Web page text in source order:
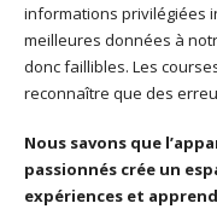
informations privilégiées
meilleures données à
donc faillibles. Les
reconnaître que des
Nous savons que
passionnés crée un
expériences et